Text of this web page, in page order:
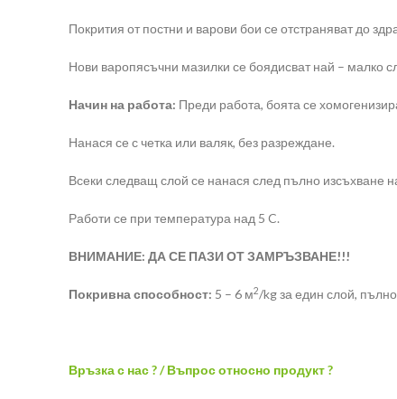
Покрития от постни и варови бои се отстраняват до
Нови варопясъчни мазилки се боядисват най – малко
Начин на работа: Преди работа, боята се
Нанася се с четка или валяк, без разреждане.
Всеки следващ слой се нанася след пълно изсъхване
Работи се при температура над 5 C.
ВНИМАНИЕ: ДА СЕ ПАЗИ ОТ ЗАМРЪЗВАНЕ!!!
Покривна способност: 5 – 6 м2/kg за един слой,
Връзка с нас ? / Въпрос относно продукт ?